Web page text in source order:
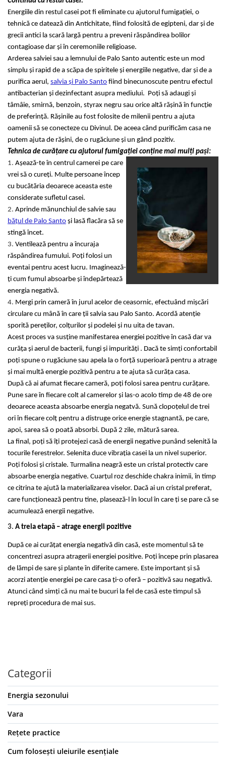
Energiile din restul casei pot fi eliminate cu ajutorul fumigației, o
tehnică ce datează din Antichitate, fiind folosită de egipteni, dar și de
grecii antici la scară largă pentru a preveni răspândirea bolilor
contagioase dar și în ceremoniile religioase.
Arderea salviei sau a lemnului de Palo Santo autentic este un mod
simplu și rapid de a scăpa de spiritele și energiile negative, dar și de a
purifica aerul, salvia și Palo Santo fiind binecunoscute pentru efectul
antibacterian și dezinfectant asupra mediului. Poți să adaugi și
tâmâie, smirnă, benzoin, styrax negru sau orice altă rășină în funcție
de preferință. Rășinile au fost folosite de milenii pentru a ajuta
oamenii să se conecteze cu Divinul. De aceea când purificăm casa ne
putem ajuta de rășini, de o rugăciune și un gând pozitiv.
Tehnica de curățare cu ajutorul fumigației conține mai mulți pași:
1. Așează-te în centrul camerei pe care
vrei să o cureți. Multe persoane încep
cu bucătăria deoarece aceasta este
considerate sufletul casei.
2. Aprinde mănunchiul de salvie sau
bățul de Palo Santo și lasă flacăra să se
stingă încet.
3. Ventilează pentru a încuraja
răspândirea fumului. Poți folosi un
eventai pentru acest lucru. Imaginează-
ți cum fumul absoarbe și îndepărtează
energia negativă.
4. Mergi prin cameră în jurul acelor de ceasornic, efectuând mișcări
circulare cu mână în care ții salvia sau Palo Santo. Acordă atenție
sporită pereților, colțurilor și podelei și nu uita de tavan.
Acest proces va susține manifestarea energiei pozitive în casă dar va
curăța și aerul de bacterii, fungi și impurități . Dacă te simți confortabil
poți spune o rugăciune sau apela la o forță superioară pentru a atrage
și mai multă energie pozitivă pentru a te ajuta să curăța casa.
După că ai afumat fiecare cameră, poți folosi sarea pentru curățare.
Pune sare în fiecare colt al camerelor și las-o acolo timp de 48 de ore
deoarece aceasta absoarbe energia negatvă. Sună clopoțelul de trei
ori în fiecare colț pentru a distruge orice energie stagnantă, pe care,
apoi, sarea să o poată absorbi. După 2 zile, mătură sarea.
La final, poți să îți protejezi casă de energii negative punând selenită la
tocurile ferestrelor. Selenita duce vibrația casei la un nivel superior.
Poți folosi și cristale. Turmalina neagră este un cristal protectiv care
absoarbe energia negative. Cuarțul roz deschide chakra inimii, în timp
ce citrina te ajută la materializarea viselor. Dacă ai un cristal preferat,
care funcționează pentru tine, plasează-l în locul în care ți se pare că se
acumulează energii negative.
3. A treia etapă – atrage energii pozitive
După ce ai curățat energia negativă din casă, este momentul să te
concentrezi asupra atragerii energiei positive. Poți începe prin plasarea
de lămpi de sare și plante în diferite camere. Este important și să
acorzi atenție energiei pe care casa ți-o oferă – pozitivă sau negativă.
Atunci când simți că nu mai te bucuri la fel de casă este timpul să
repreți procedura de mai sus.
Categorii
Energia sezonului
Vara
Rețete practice
Cum folosești uleiurile esențiale